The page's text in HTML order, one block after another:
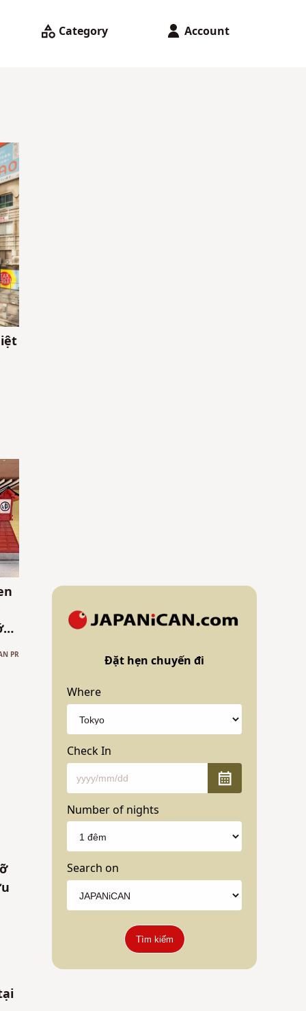
Category Account
PR
Đặt hẹn chuyến đi
Where
Check In
Number of nights
Search on
Tìm kiếm